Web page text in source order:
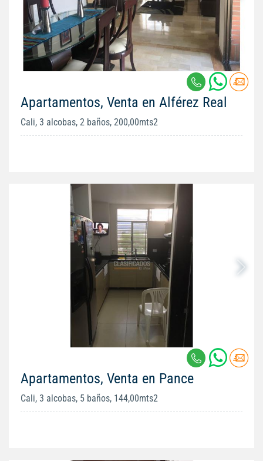
Apartamentos, Venta en Alférez Real
Cali, 3 alcobas, 2 baños, 200,00mts2
Apartamentos, Venta en Pance
Cali, 3 alcobas, 5 baños, 144,00mts2